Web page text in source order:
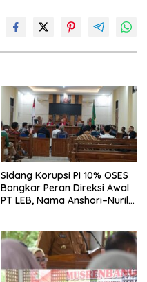
Sidang Korupsi PI 10% OSES
Bongkar Peran Direksi Awal
PT LEB, Nama Anshori–Nuril